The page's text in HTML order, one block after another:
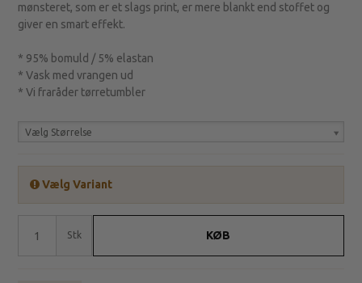
mønsteret, som er et slags print, er mere blankt end stoffet og
giver en smart effekt.
* 95% bomuld / 5% elastan
* Vask med vrangen ud
* Vi fraråder tørretumbler
Vælg Størrelse
Vælg Variant
Stk KØB